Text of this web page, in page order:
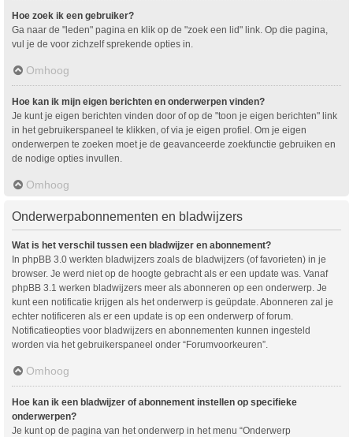
Hoe zoek ik een gebruiker?
Ga naar de "leden" pagina en klik op de "zoek een lid" link. Op die pagina,
vul je de voor zichzelf sprekende opties in.
Omhoog
Hoe kan ik mijn eigen berichten en onderwerpen vinden?
Je kunt je eigen berichten vinden door of op de "toon je eigen berichten" link
in het gebruikerspaneel te klikken, of via je eigen profiel. Om je eigen
onderwerpen te zoeken moet je de geavanceerde zoekfunctie gebruiken en
de nodige opties invullen.
Omhoog
Onderwerpabonnementen en bladwijzers
Wat is het verschil tussen een bladwijzer en abonnement?
In phpBB 3.0 werkten bladwijzers zoals de bladwijzers (of favorieten) in je
browser. Je werd niet op de hoogte gebracht als er een update was. Vanaf
phpBB 3.1 werken bladwijzers meer als abonneren op een onderwerp. Je
kunt een notificatie krijgen als het onderwerp is geüpdate. Abonneren zal je
echter notificeren als er een update is op een onderwerp of forum.
Notificatieopties voor bladwijzers en abonnementen kunnen ingesteld
worden via het gebruikerspaneel onder “Forumvoorkeuren”.
Omhoog
Hoe kan ik een bladwijzer of abonnement instellen op specifieke
onderwerpen?
Je kunt op de pagina van het onderwerp in het menu “Onderwerp